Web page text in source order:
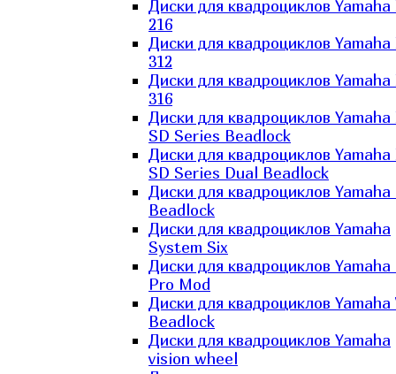
Диски для квадроциклов
216
Диски для квадроциклов
312
Диски для квадроциклов
316
Диски для квадроциклов
SD Series Beadlock
Диски для квадроциклов
SD Series Dual Beadlock
Диски для квадроциклов Yamaha
Beadlock
Диски для квадроциклов Yamaha
System Six
Диски для квадроциклов Yamaha
Pro Mod
Диски для квадроциклов Yamaha
Beadlock
Диски для квадроциклов Yamaha
vision wheel